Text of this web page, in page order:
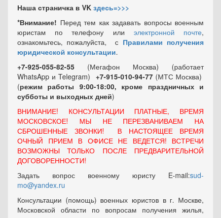
Наша страничка в VK здесь=>>>
*Внимание! Перед тем как задавать вопросы военным
юристам по телефону или электронной почте,
ознакомьтесь, пожалуйста, с Правилами получения
юридической консультации.
+7-925-055-82-55 (Мегафон Москва) (работает
WhatsApp и Telegram) +7-915-010-94-77 (МТС Москва)
(режим работы 9:00-18:00, кроме праздничных и
субботы и выходных дней)
ВНИМАНИЕ! КОНСУЛЬТАЦИИ ПЛАТНЫЕ, ВРЕМЯ
МОСКОВСКОЕ! МЫ НЕ ПЕРЕЗВАНИВАЕМ НА
СБРОШЕННЫЕ ЗВОНКИ! В НАСТОЯЩЕЕ ВРЕМЯ
ОЧНЫЙ ПРИЕМ В ОФИСЕ НЕ ВЕДЕТСЯ! ВСТРЕЧИ
ВОЗМОЖНЫ ТОЛЬКО ПОСЛЕ ПРЕДВАРИТЕЛЬНОЙ
ДОГОВОРЕННОСТИ!
Задать вопрос военному юристу E-mail:sud-
mo@yandex.ru
Консультации (помощь) военных юристов в г. Москве,
Московской области по вопросам получения жилья,